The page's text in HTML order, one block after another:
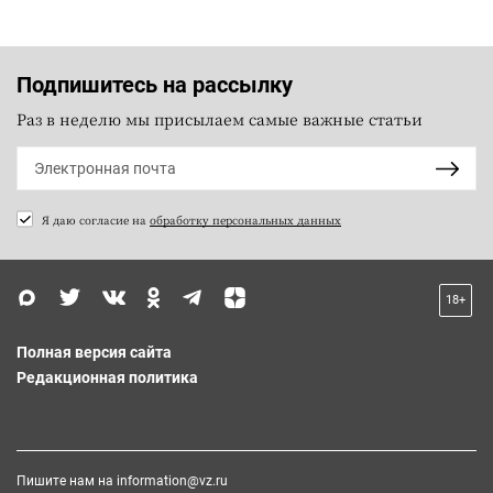
Подпишитесь на рассылку
Раз в неделю мы присылаем самые важные статьи
Я даю согласие на обработку персональных данных
18+
Полная версия сайта
Редакционная политика
Пишите нам на information@vz.ru